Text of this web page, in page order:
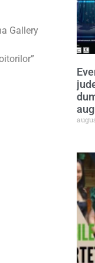
Gallery